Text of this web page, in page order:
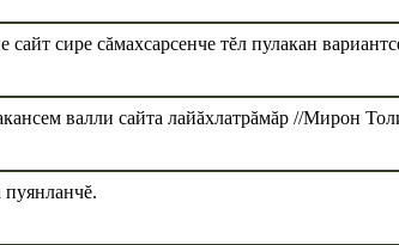
сире сăмахсарсенче тĕл пулакан
валли сайта лайăхлатрăмăр //Мирон